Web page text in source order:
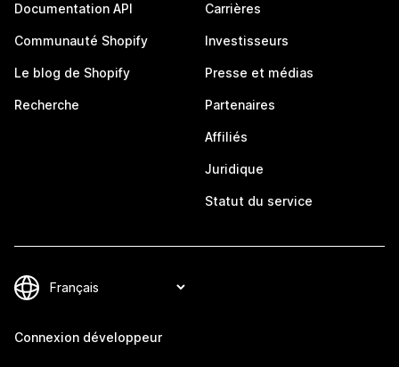
Documentation API
Communauté Shopify
Le blog de Shopify
Recherche
Carrières
Investisseurs
Presse et médias
Partenaires
Affiliés
Juridique
Statut du service
Connexion développeur